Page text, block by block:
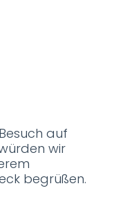
auf
wir
begrüßen.